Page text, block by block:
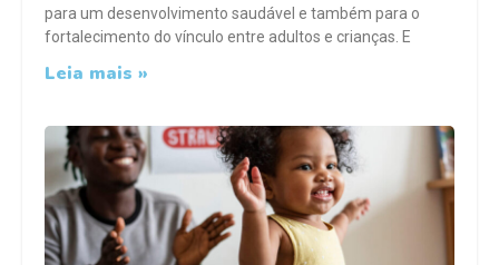
para um desenvolvimento saudável e também para o
fortalecimento do vínculo entre adultos e crianças. E
Leia mais »